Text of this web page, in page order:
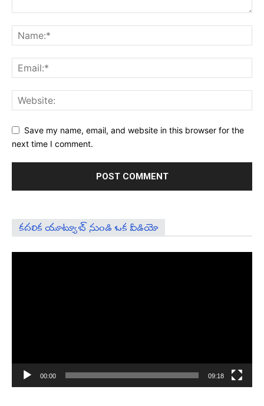
Save my name, email, and website in this browser for the
next time I comment.
కదలిక యూట్యూబ్ నుండి ఒక వీడియో
00:00 09:18